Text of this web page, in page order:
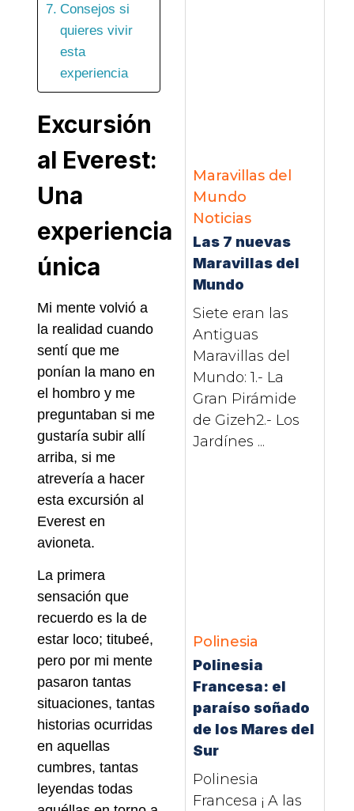
Consejos si
quieres vivir
esta
experiencia
Excursión
al Everest:
Una
experiencia
única
Mi mente volvió a
la realidad cuando
sentí que me
ponían la mano en
el hombro y me
preguntaban si me
gustaría subir allí
arriba, si me
atrevería a hacer
esta excursión al
Everest en
avioneta.
La primera
sensación que
recuerdo es la de
estar loco; titubeé,
pero por mi mente
pasaron tantas
situaciones, tantas
historias ocurridas
en aquellas
cumbres, tantas
leyendas todas
Maravillas del
Mundo
Noticias
Las 7 nuevas
Maravillas del
Mundo
Siete eran las
Antiguas
Maravillas del
Mundo: 1.- La
Gran Pirámide
de Gizeh2.- Los
Jardínes ...
Polinesia
Polinesia
Francesa: el
paraíso soñado
de los Mares del
Sur
Polinesia
Francesa ¡ A las